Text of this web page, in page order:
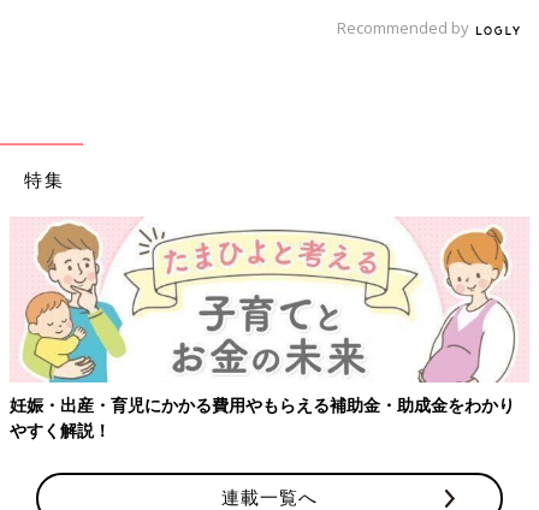
Recommended by
特集
【ワクチン接種できるものも】妊婦の感染症対策、知っておいて！
連載一覧へ